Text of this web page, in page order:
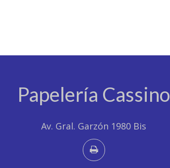
Papelería Cassino
Av. Gral. Garzón 1980 Bis